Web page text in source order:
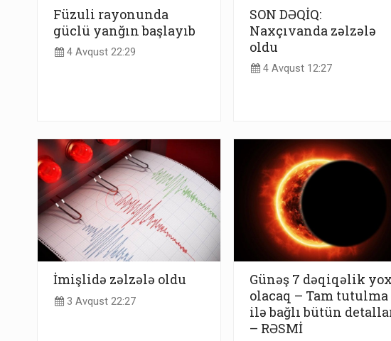
Füzuli rayonunda
güclü yanğın başlayıb
4 Avqust 22:29
SON DƏQİQ:
Naxçıvanda zəlzələ
oldu
4 Avqust 12:27
İmişlidə zəlzələ oldu
3 Avqust 22:27
Günəş 7 dəqiqəlik yox
olacaq – Tam tutulma
ilə bağlı bütün
– RƏSMİ